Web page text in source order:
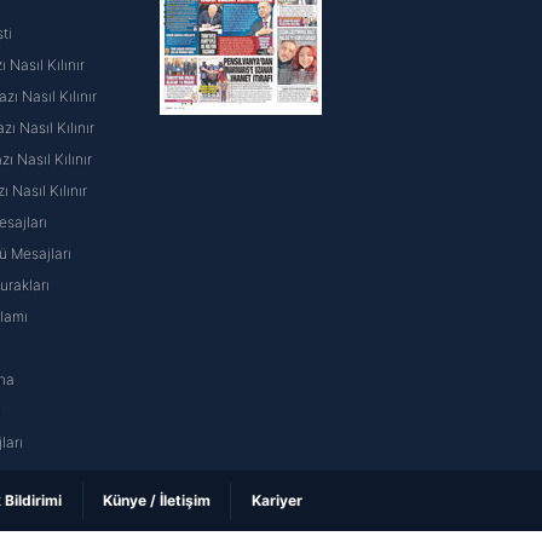
Nasıl Kılınır
Nasıl Kılınır
Nasıl Kılınır
Nasıl Kılınır
Nasıl Kılınır
Mesajları
Bildirimi Künye / İletişim Kariyer